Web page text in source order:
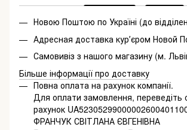
Новою Поштою по Україні (до
Адресная доставка курʼєром Новой
Самовивіз з нашого магазину (м.
Більше інформації про доставку
Повна оплата на рахунок компанії.
Для оплати замовлення, переведіть
рахунок
ФРАНЧУК СВІТЛАНА ЄВГЕНІВНА